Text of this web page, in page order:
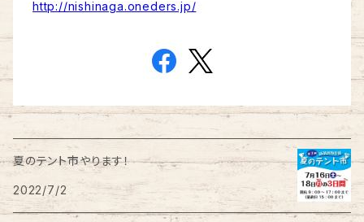
http://nishinaga.oneders.jp/
夏のテント市やります！
2022/7/2